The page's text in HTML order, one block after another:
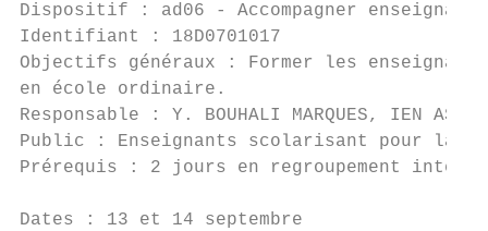
Dispositif : ad06 - Accompagner
Identifiant : 18D0701017
Objectifs généraux : Former les
en école ordinaire.
Responsable : Y. BOUHALI MARQUES,
Public : Enseignants scolarisant pour la
Prérequis : 2 jours en regroupement
Dates : 13 et 14 septembre